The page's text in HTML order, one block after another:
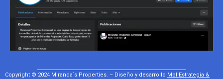
Copyright © 2024 Miranda´s Properties. – Diseño y desarrollo Mol Estrategia &